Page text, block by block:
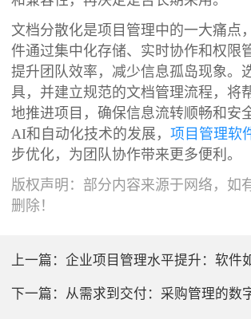
文档分散化是项目管理中的一大痛点
件通过集中化存储、实时协作和权限
提升团队效率，减少信息孤岛现象。
具，并建立规范的文档管理流程，将
地推进项目，确保信息流转顺畅和安
AI和自动化技术的发展，项目管理软
步优化，为团队协作带来更多便利。
版权声明：部分内容来源于网络，如
删除！
上一篇：企业项目管理水平提升：软件如何弥
下一篇： 从需求到交付：采购管理的数